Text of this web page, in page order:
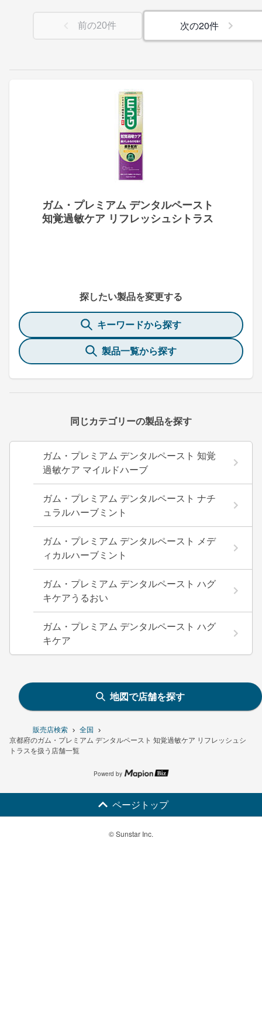
販売店検索
全国
京都府のガム・プレミアム デンタルペースト 知覚過敏ケア リフレッシュシ
トラスを扱う店舗一覧
ガム・プレミアム デンタルペースト
知覚過敏ケア リフレッシュシトラス
探したい製品を変更する
キーワードから探す
製品一覧から探す
同じカテゴリーの製品を探す
ガム・プレミアム デンタルペースト 知覚
過敏ケア マイルドハーブ
ガム・プレミアム デンタルペースト ナチ
ュラルハーブミント
ガム・プレミアム デンタルペースト メデ
ィカルハーブミント
ガム・プレミアム デンタルペースト ハグ
キケアうるおい
ガム・プレミアム デンタルペースト ハグ
キケア
前の20件 次の20件
地図で店舗を探す
Powerd by
ページトップ
© Sunstar Inc.